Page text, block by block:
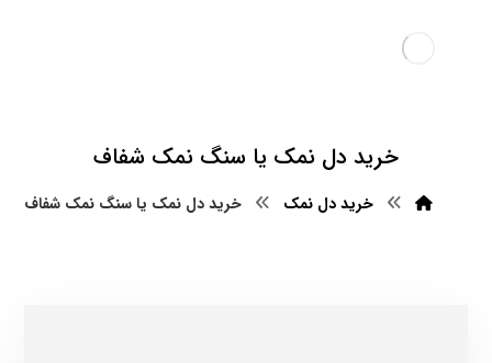
خرید دل نمک یا سنگ نمک شفاف
خرید دل نمک خرید دل نمک یا سنگ نمک شفاف